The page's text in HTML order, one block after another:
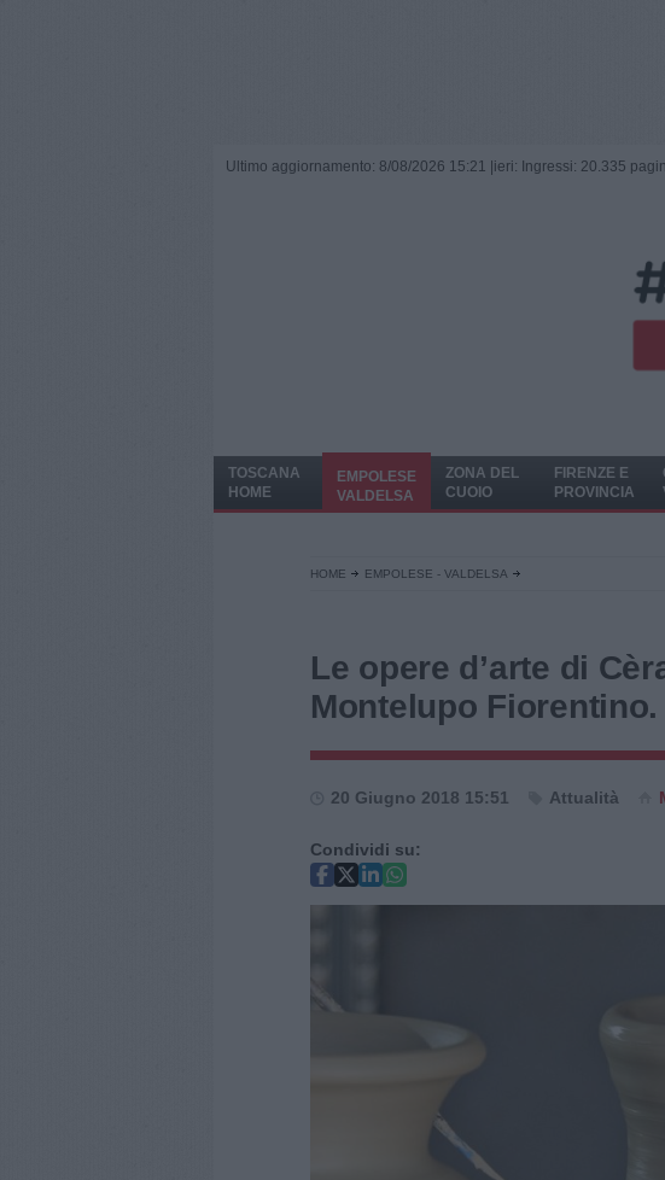
Ultimo aggiornamento: 8/08/2026 15:21 | ieri: Ingressi: 20.335
TOSCANA
HOME
EMPOLESE
VALDELSA
ZONA DEL
CUOIO
FIRENZE E
PROVINCIA
HOME EMPOLESE - VALDELSA
Le opere d’arte di
Montelupo
20 Giugno 2018 15:51 Attualità
Condividi su: